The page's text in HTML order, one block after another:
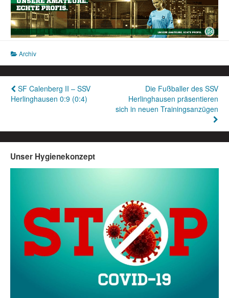
Archiv
Beitragsnavigation
SF Calenberg II – SSV
Herlinghausen 0:9 (0:4)
Die Fußballer des SSV
Herlinghausen präsentieren
sich in neuen Trainingsanzügen
Unser Hygienekonzept